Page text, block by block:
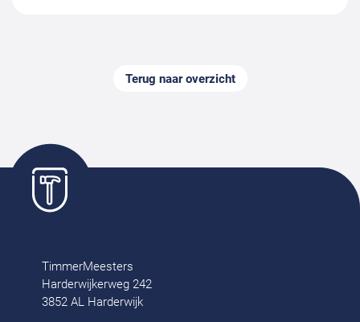
Terug naar overzicht
TimmerMeesters
Harderwijkerweg 242
3852 AL Harderwijk